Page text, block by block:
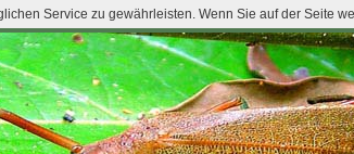
Service zu gewährleisten. Wenn Sie auf der Seite